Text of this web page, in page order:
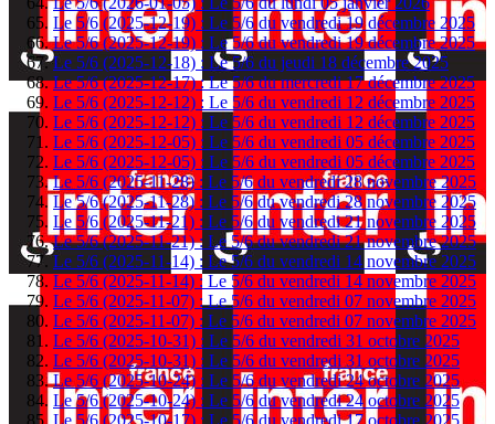
Le 5/6 (2025-12-19) : Le 5/6 du vendredi 19 décembre 2025
Le 5/6 (2025-12-19) : Le 5/6 du vendredi 19 décembre 2025
Le 5/6 (2025-12-18) : Le 5/6 du jeudi 18 décembre 2025
Le 5/6 (2025-12-17) : Le 5/6 du mercredi 17 décembre 2025
Le 5/6 (2025-12-12) : Le 5/6 du vendredi 12 décembre 2025
Le 5/6 (2025-12-12) : Le 5/6 du vendredi 12 décembre 2025
Le 5/6 (2025-12-05) : Le 5/6 du vendredi 05 décembre 2025
Le 5/6 (2025-12-05) : Le 5/6 du vendredi 05 décembre 2025
Le 5/6 (2025-11-28) : Le 5/6 du vendredi 28 novembre 2025
Le 5/6 (2025-11-28) : Le 5/6 du vendredi 28 novembre 2025
Le 5/6 (2025-11-21) : Le 5/6 du vendredi 21 novembre 2025
Le 5/6 (2025-11-21) : Le 5/6 du vendredi 21 novembre 2025
Le 5/6 (2025-11-14) : Le 5/6 du vendredi 14 novembre 2025
Le 5/6 (2025-11-14) : Le 5/6 du vendredi 14 novembre 2025
Le 5/6 (2025-11-07) : Le 5/6 du vendredi 07 novembre 2025
Le 5/6 (2025-11-07) : Le 5/6 du vendredi 07 novembre 2025
Le 5/6 (2025-10-31) : Le 5/6 du vendredi 31 octobre 2025
Le 5/6 (2025-10-31) : Le 5/6 du vendredi 31 octobre 2025
Le 5/6 (2025-10-24) : Le 5/6 du vendredi 24 octobre 2025
Le 5/6 (2025-10-24) : Le 5/6 du vendredi 24 octobre 2025
Le 5/6 (2025-10-17) : Le 5/6 du vendredi 17 octobre 2025